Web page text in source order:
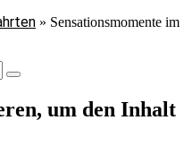
» Sensationsmomente im
um den Inhalt